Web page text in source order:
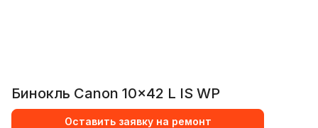
Бинокль Canon 10x42 L IS WP
Оставить заявку на ремонт